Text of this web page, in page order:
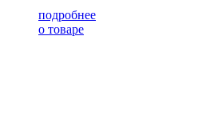
подробнее
о товаре